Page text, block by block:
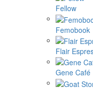
Fellow
Femobook
Flair
Gene Café